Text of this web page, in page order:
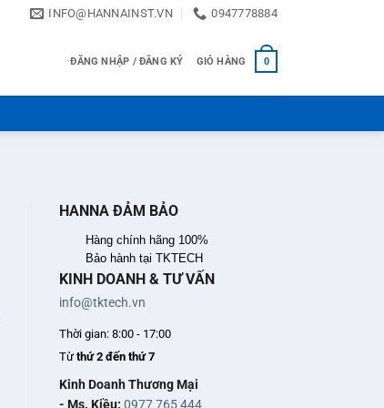
INFO@HANNAINST.VN 0947778884
ĐĂNG NHẬP / ĐĂNG KÝ GIỎ HÀNG 0
HANNA ĐẢM BẢO
Hàng chính hãng 100%
Bảo hành tại TKTECH
KINH DOANH & TƯ VẤN
info@tktech.vn
Thời gian: 8:00 - 17:00
Từthứ 2 đến thứ 7
Kinh Doanh Thương Mại
- Ms. Kiều: 0977 765 444